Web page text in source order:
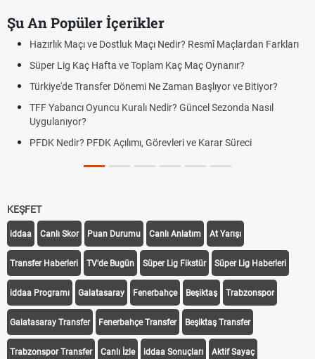
Şu An Popüler İçerikler
Hazırlık Maçı ve Dostluk Maçı Nedir? Resmî Maçlardan Farkları
Süper Lig Kaç Hafta ve Toplam Kaç Maç Oynanır?
Türkiye'de Transfer Dönemi Ne Zaman Başlıyor ve Bitiyor?
TFF Yabancı Oyuncu Kuralı Nedir? Güncel Sezonda Nasıl
Uygulanıyor?
PFDK Nedir? PFDK Açılımı, Görevleri ve Karar Süreci
KEŞFET
iddaa Canlı Skor Puan Durumu Canlı Anlatım At Yarışı
Transfer Haberleri TV'de Bugün Süper Lig Fikstür Süper Lig Haberleri
iddaa Programı Galatasaray Fenerbahçe Beşiktaş Trabzonspor
Galatasaray Transfer Fenerbahçe Transfer Beşiktaş Transfer
Trabzonspor Transfer Canlı İzle iddaa Sonuçları Aktif Sayaç